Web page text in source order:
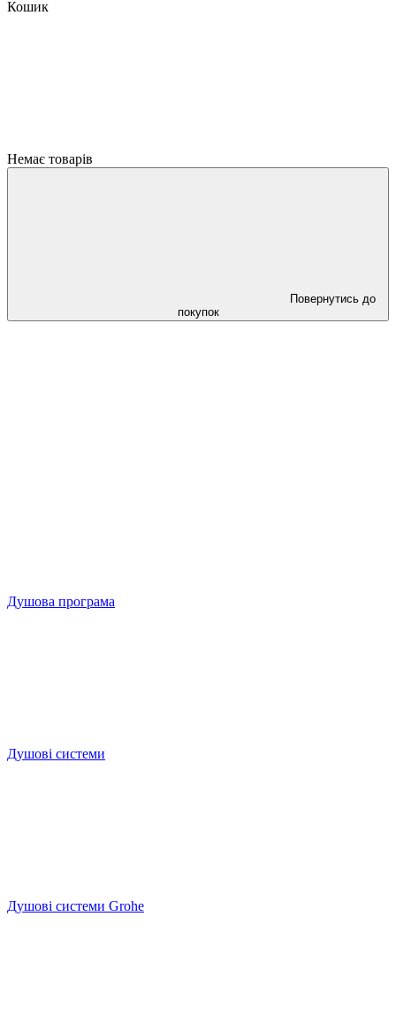
Кошик
Немає товарів
Повернутись до
покупок
Душова програма
Душові системи
Душові системи Grohe